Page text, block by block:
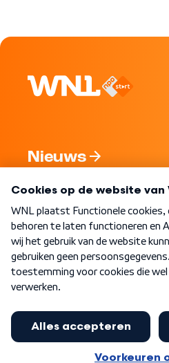
Nieuws
Nieuwsbrief
Word Lid